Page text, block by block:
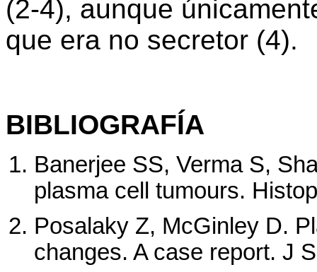
(2-4), aunque
que era no secretor (4).
BIBLIOGRAFÍA
Banerjee SS, Verma S,
plasma cell tumours.
Posalaky Z, McGinley D.
changes. A case report. J